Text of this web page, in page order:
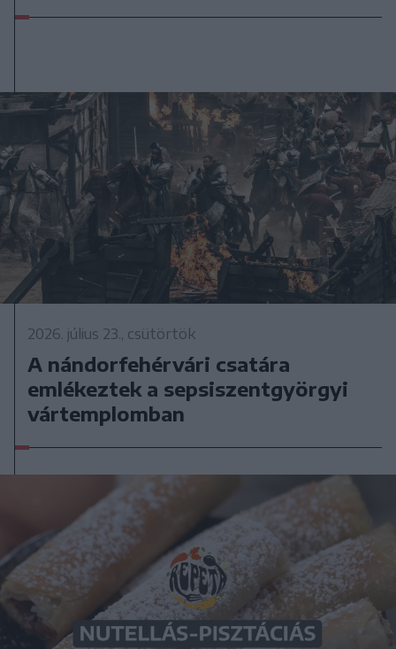
2026. július 23., csütörtök
A nándorfehérvári csatára
emlékeztek a sepsiszentgyörgyi
vártemplomban